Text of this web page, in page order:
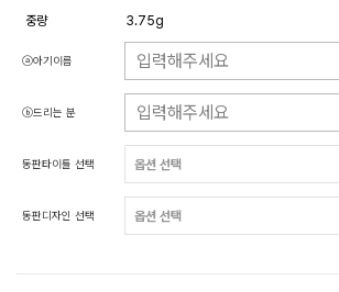
중량
3.75g
ⓐ아기이름
ⓑ드리는 분
동판타이틀 선택
동판디자인 선택